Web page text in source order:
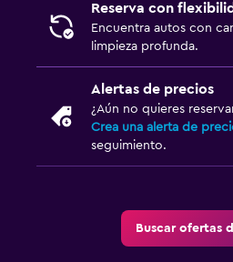
Reserva con
Encuentra autos con
limpieza profunda.
Alertas de precios
¿Aún no quieres
Crea una alerta de
seguimiento.
Buscar ofertas